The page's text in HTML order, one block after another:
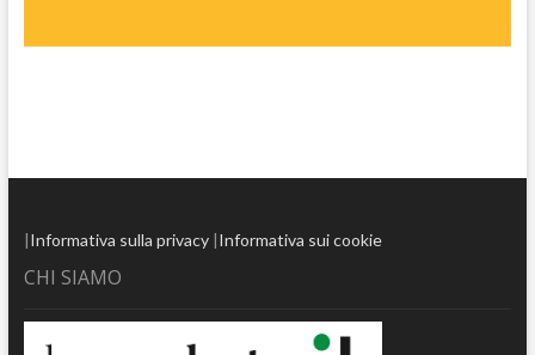
|Informativa sulla privacy|Informativa sui cookie
CHI SIAMO